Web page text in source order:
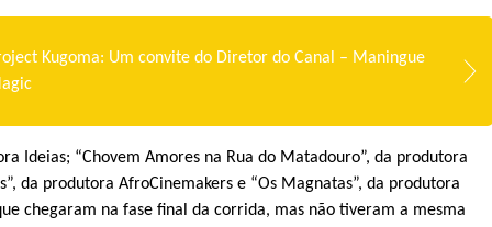
Kugoma: Um convite do Diretor do Canal – Maningue
Ideias; “Chovem Amores na Rua do Matadouro”, da produtora
da produtora AfroCinemakers e “Os Magnatas”, da produtora
chegaram na fase final da corrida, mas não tiveram a mesma